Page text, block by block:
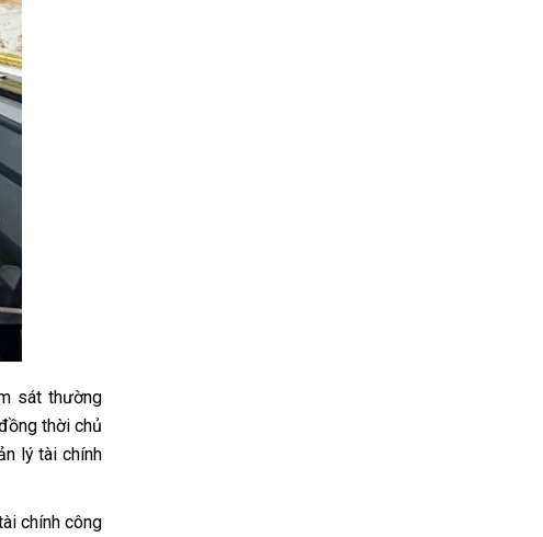
sát thường
thời chủ
lý tài chính
chính công